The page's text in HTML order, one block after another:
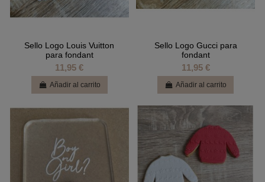
Sello Logo Louis Vuitton
para fondant
11,95 €
Añadir al carrito
Sello Logo Gucci para
fondant
11,95 €
Añadir al carrito